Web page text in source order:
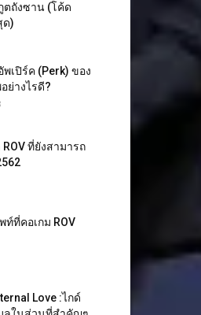
ตถังซาน (โค้ด
ด)
พเปิร์ค (Perk) ของ
ย่างไรดี?
ที่ยังสามารถ
ท์ที่คอเกม ROV
Love :ไกด์